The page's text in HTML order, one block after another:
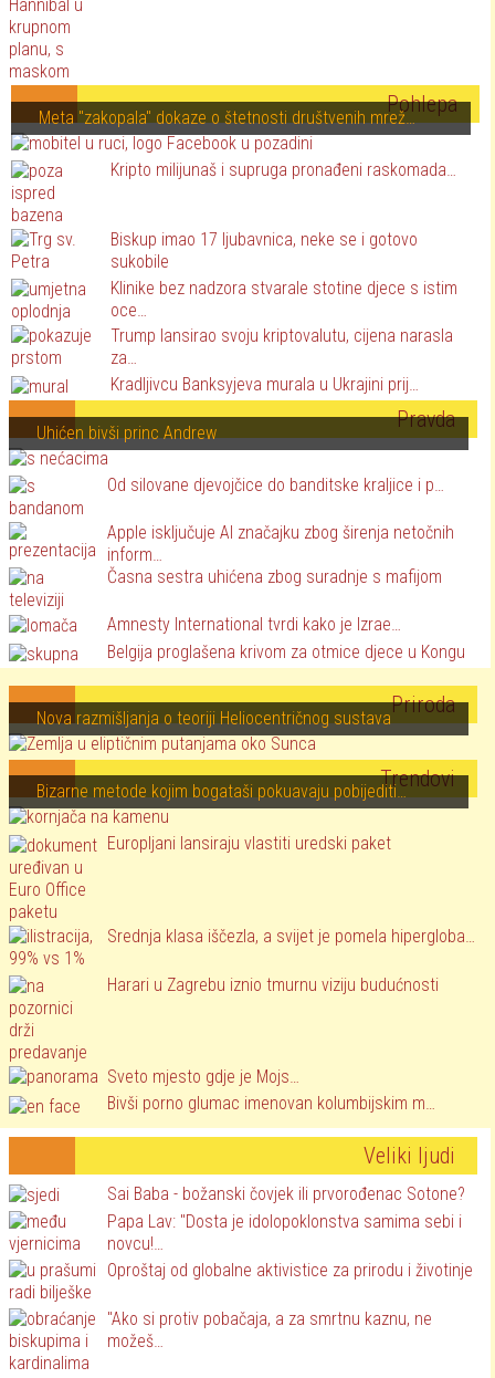
Pohlepa
Meta "zakopala" dokaze o štetnosti društvenih mrež…
Kripto milijunaš i supruga pronađeni raskomada…
Biskup imao 17 ljubavnica, neke se i gotovo
sukobile
Klinike bez nadzora stvarale stotine djece s istim
oce…
Trump lansirao svoju kriptovalutu, cijena narasla
za…
Kradljivcu Banksyjeva murala u Ukrajini prij…
Pravda
Uhićen bivši princ Andrew
Od silovane djevojčice do banditske kraljice i p…
Apple isključuje AI značajku zbog širenja netočnih
inform…
Časna sestra uhićena zbog suradnje s mafijom
Amnesty International tvrdi kako je Izrae…
Belgija proglašena krivom za otmice djece u Kongu
Priroda
Nova razmišljanja o teoriji Heliocentričnog sustava
Trendovi
Bizarne metode kojim bogataši pokuavaju pobijediti…
Europljani lansiraju vlastiti uredski paket
Srednja klasa iščezla, a svijet je pomela hipergloba…
Harari u Zagrebu iznio tmurnu viziju budućnosti
Sveto mjesto gdje je Mojs…
Bivši porno glumac imenovan kolumbijskim m…
Veliki ljudi
Sai Baba - božanski čovjek ili prvorođenac Sotone?
Papa Lav: "Dosta je idolopoklonstva samima sebi i
novcu!…
Oproštaj od globalne aktivistice za prirodu i životinje
"Ako si protiv pobačaja, a za smrtnu kaznu, ne
možeš…